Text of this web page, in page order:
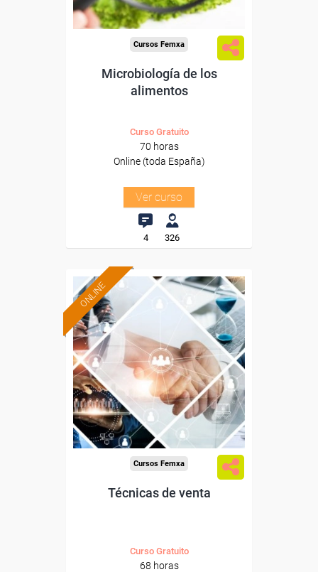
Cursos Femxa
Microbiología de los
alimentos
Curso Gratuito
70 horas
Online (toda España)
Ver curso
4 326
ONLINE
Formación 100%
subvencionada.
Para desempleados,
trabajadores y autónomos.
Sector
-Grandes Almacenes.
Cursos Femxa
Técnicas de venta
Curso Gratuito
68 horas